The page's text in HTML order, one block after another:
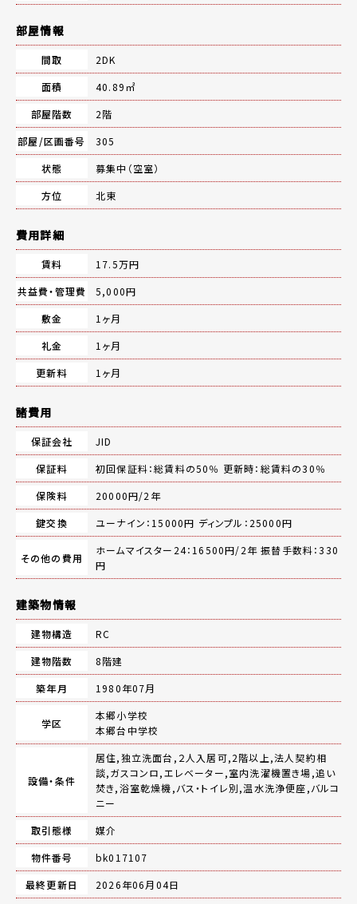
部屋情報
間取
2DK
面積
40.89㎡
部屋階数
2階
部屋/区画番号
305
状態
募集中（空室）
方位
北東
費用詳細
賃料
17.5万円
共益費・管理費
5,000円
敷金
1ヶ月
礼金
1ヶ月
更新料
1ヶ月
諸費用
保証会社
JID
保証料
初回保証料：総賃料の50％ 更新時：総賃料の30％
保険料
20000円/2年
鍵交換
ユーナイン：15000円 ディンプル：25000円
その他の費用
ホームマイスター24：16500円/2年 振替手数料：330
円
建築物情報
建物構造
RC
建物階数
8階建
築年月
1980年07月
学区
本郷小学校
本郷台中学校
設備・条件
居住,独立洗面台,２人入居可,2階以上,法人契約相
談,ガスコンロ,エレベーター,室内洗濯機置き場,追い
焚き,浴室乾燥機,バス・トイレ別,温水洗浄便座,バルコ
ニー
取引態様
媒介
物件番号
bk017107
最終更新日
2026年06月04日